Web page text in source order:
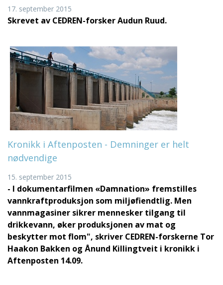
17. september 2015
Skrevet av CEDREN-forsker Audun Ruud.
Kronikk i Aftenposten - Demninger er helt
nødvendige
15. september 2015
- I dokumentarfilmen «Damnation» fremstilles
vannkraftproduksjon som miljøfiendtlig. Men
vannmagasiner sikrer mennesker tilgang til
drikkevann, øker produksjonen av mat og
beskytter mot flom", skriver CEDREN-forskerne Tor
Haakon Bakken og Ånund Killingtveit i kronikk i
Aftenposten 14.09.